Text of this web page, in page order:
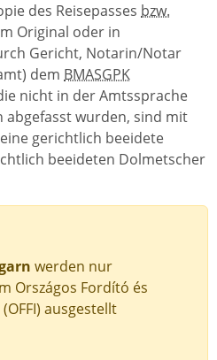
des Reisepasses bzw.
Original oder in
Gericht, Notarin/Notar
dem BMASGPK
nicht in der Amtssprache
abgefasst wurden, sind mit
gerichtlich beeidete
beeideten Dolmetscher
werden nur
Országos Fordító és
(OFFI) ausgestellt